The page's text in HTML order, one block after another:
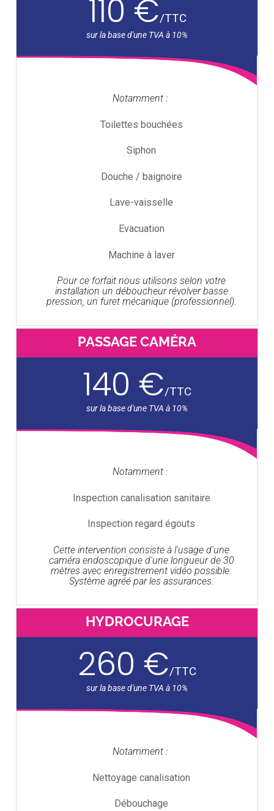
110 €/TTC
Notamment :
Toilettes bouchées
Siphon
Douche / baignoire
Lave-vaisselle
Evacuation
Machine à laver
Pour ce forfait nous utilisons selon votre
installation un déboucheur révolver basse
pression, un furet mécanique (professionnel).
PASSAGE CAMÉRA
140 €/TTC
Notamment :
Inspection canalisation sanitaire
Inspection regard égouts
Cette intervention consiste à l'usage d'une
caméra endoscopique d'une longueur de 30
mètres avec enregistrement vidéo possible.
Système agréé par les assurances.
HYDROCURAGE
260 €/TTC
Notamment :
Nettoyage canalisation
Débouchage